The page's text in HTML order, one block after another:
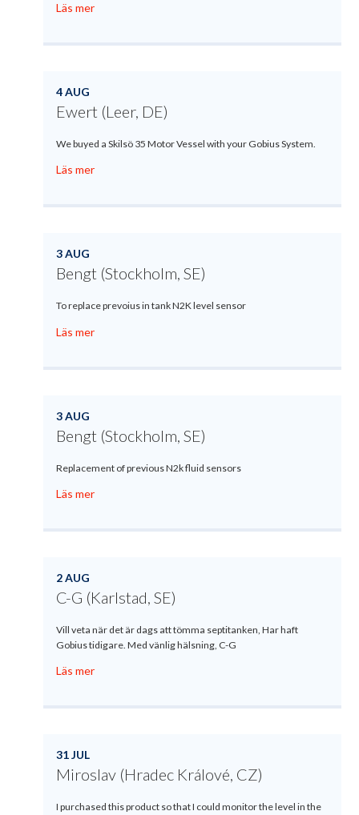
Läs mer
4 AUG
Ewert (Leer, DE)
We buyed a Skilsö 35 Motor Vessel with your Gobius System.
Läs mer
3 AUG
Bengt (Stockholm, SE)
To replace prevoius in tank N2K level sensor
Läs mer
3 AUG
Bengt (Stockholm, SE)
Replacement of previous N2k fluid sensors
Läs mer
2 AUG
C-G (Karlstad, SE)
Vill veta när det är dags att tömma septitanken, Har haft
Gobius tidigare. Med vänlig hälsning, C-G
Läs mer
31 JUL
Miroslav (Hradec Králové, CZ)
I purchased this product so that I could monitor the level in the